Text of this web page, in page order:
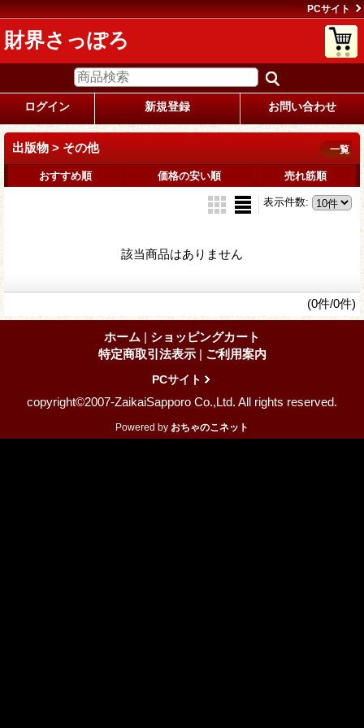
PCサイト
財界さっぽろ
ログイン 新規登録 お問い合わせ
出版物 > その他 一覧
おすすめ順 価格の安い順 売れ筋順
表示件数:
該当商品はありません
(0件/0件)
ホーム | ショッピングカート
特定商取引法表示 | ご利用案内
PCサイト
copyright©2007-ZaikaiSapporo Co.,Ltd. All rights reserved.
Powered by おちゃのこネット